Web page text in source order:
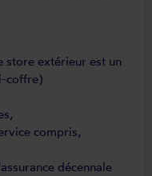
store extérieur est un
coffre)
compris,
décennale